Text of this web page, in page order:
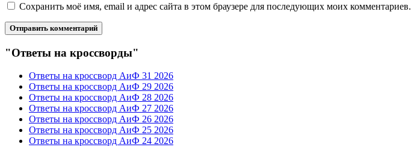
Сохранить моё имя, email и адрес сайта в этом браузере для последующих моих комментариев.
"Ответы на кроссворды"
Ответы на кроссворд АиФ 31 2026
Ответы на кроссворд АиФ 29 2026
Ответы на кроссворд АиФ 28 2026
Ответы на кроссворд АиФ 27 2026
Ответы на кроссворд АиФ 26 2026
Ответы на кроссворд АиФ 25 2026
Ответы на кроссворд АиФ 24 2026